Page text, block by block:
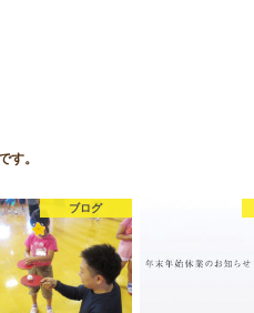
す。
ブログ